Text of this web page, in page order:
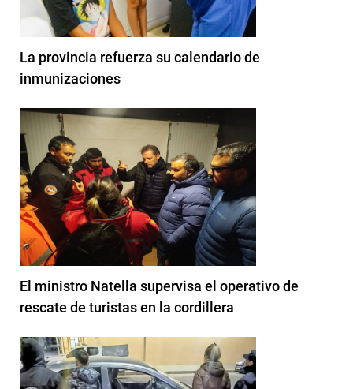
La provincia refuerza su calendario de
inmunizaciones
El ministro Natella supervisa el operativo de
rescate de turistas en la cordillera